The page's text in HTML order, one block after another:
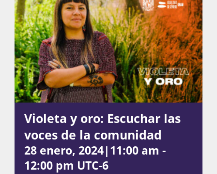
La Boletina
Blog
Recursos
Súmate
Publicaciones
Violeta y oro: Escuchar las
voces de la comunidad
28 enero, 2024|11:00 am -
12:00 pm UTC-6